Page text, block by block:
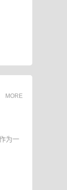
MORE
为一